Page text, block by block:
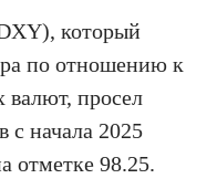
который
по отношению к
валют, просел
с начала 2025
отметке 98.25.